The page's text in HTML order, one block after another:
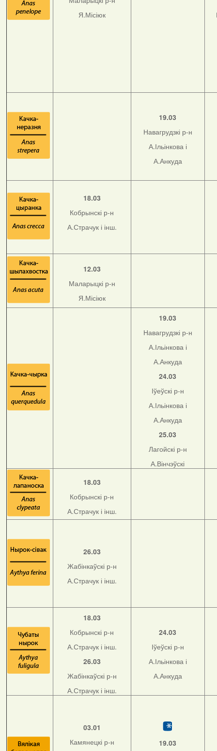
Я.Місіюк
19.03
Навагрудзкі р-н
А.Ільінкова і
А.Анкуда
18.03
Кобрынскі р-н
А.Страчук і інш.
12.03
Маларыцкі р-н
Я.Місіюк
19.03
Навагрудзкі р-н
А.Ільінкова і
А.Анкуда
24.03
Іўеўскі р-н
А.Ільінкова і
А.Анкуда
25.03
Лагойскі р-н
А.Вінчэўскі
18.03
Кобрынскі р-н
А.Страчук і інш.
26.03
Жабінкаўскі р-н
А.Страчук і інш.
18.03
Кобрынскі р-н
А.Страчук і інш.
26.03
Жабінкаўскі р-н
А.Страчук і інш.
24.03
Іўеўскі р-н
А.Ільінкова і
А.Анкуда
03.01
Камянецкі р-н
19.03